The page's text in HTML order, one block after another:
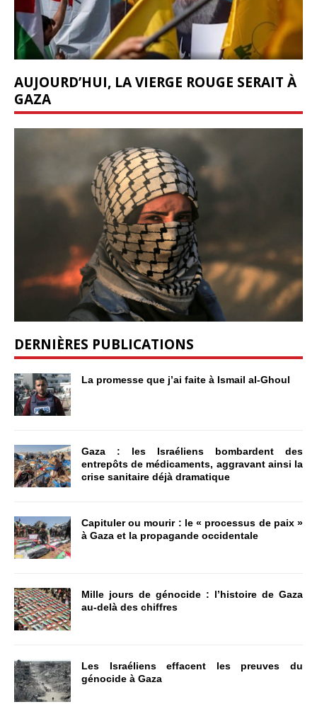
AUJOURD’HUI, LA VIERGE ROUGE SERAIT À
GAZA
DERNIÈRES PUBLICATIONS
La promesse que j’ai faite à Ismail al-Ghoul
Gaza : les Israéliens bombardent des
entrepôts de médicaments, aggravant ainsi la
crise sanitaire déjà dramatique
Capituler ou mourir : le « processus de paix »
à Gaza et la propagande occidentale
Mille jours de génocide : l’histoire de Gaza
au-delà des chiffres
Les Israéliens effacent les preuves du
génocide à Gaza